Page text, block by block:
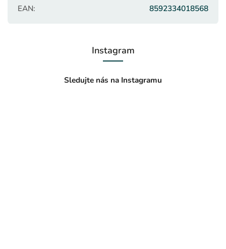
EAN: 8592334018568
Instagram
Sledujte nás na Instagramu